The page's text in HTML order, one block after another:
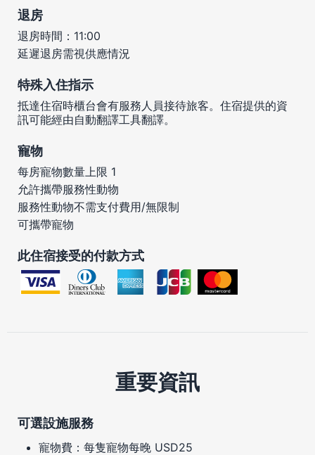
退房
退房時間：11:00
延遲退房需視供應情況
特殊入住指示
抵達住宿時櫃台會有服務人員接待旅客。住宿提供的資
訊可能經由自動翻譯工具翻譯。
寵物
每房寵物數量上限 1
允許攜帶服務性動物
服務性動物不需支付費用/無限制
可攜帶寵物
此住宿接受的付款方式
重要資訊
可選設施服務
寵物費：每隻寵物每晚 USD25